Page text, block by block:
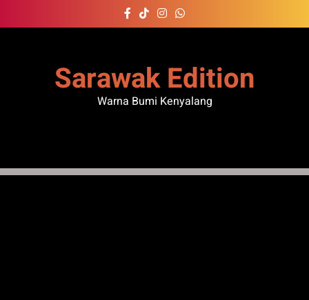
to
Sarawak Edition
Warna Bumi Kenyalang